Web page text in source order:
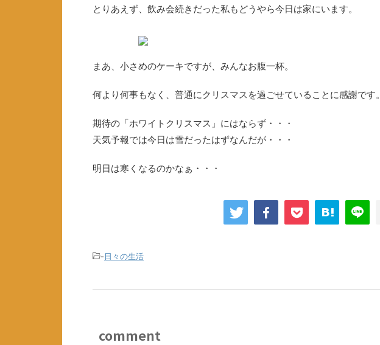
とりあえず、飲み会続きだった私もどうやら今日は家にいます。
まあ、小さめのケーキですが、みんなお腹一杯。
何より何事もなく、普通にクリスマスを過ごせていることに感謝です。
期待の「ホワイトクリスマス」にはならず・・・
天気予報では今日は雪だったはずなんだが・・・
明日は寒くなるのかなぁ・・・
-日々の生活
comment